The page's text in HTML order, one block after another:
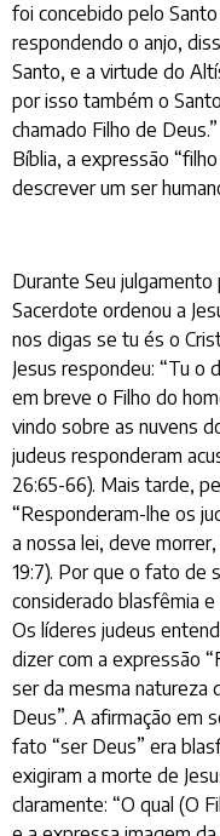
foi concebido pelo Santo
respondendo o anjo,
Santo, e a virtude do
por isso também o
chamado Filho de
Bíblia, a expressão
descrever um ser
Durante Seu
Sacerdote ordenou a
nos digas se tu és o
Jesus respondeu: “Tu
em breve o Filho do
vindo sobre as nuvens
judeus responderam
26:65-66). Mais tarde,
“Responderam-lhe os
a nossa lei, deve
19:7). Por que o fato de
considerado blasfêmia
Os líderes judeus
dizer com a expressão
ser da mesma natureza
Deus”. A afirmação em
fato “ser Deus” era
exigiram a morte de
claramente: “O qual (O